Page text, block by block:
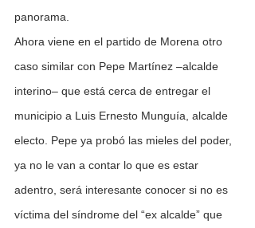
panorama.
Ahora viene en el partido de Morena otro
caso similar con Pepe Martínez –alcalde
interino– que está cerca de entregar el
municipio a Luis Ernesto Munguía, alcalde
electo. Pepe ya probó las mieles del poder,
ya no le van a contar lo que es estar
adentro, será interesante conocer si no es
víctima del síndrome del “ex alcalde” que